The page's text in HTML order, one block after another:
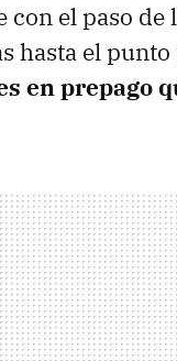
el paso de
hasta el
en prepago